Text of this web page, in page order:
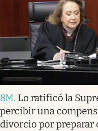
8M. Lo ratificó la
percibir una
divorcio por preparar